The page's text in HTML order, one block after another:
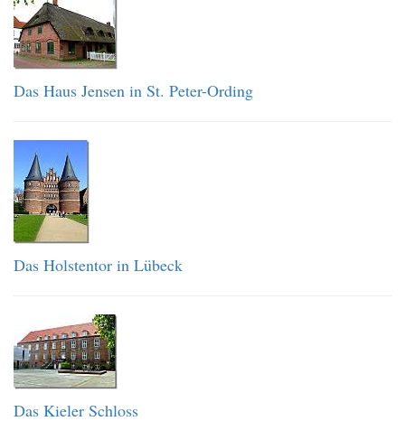
Das Haus Jensen in St. Peter-Ording
Das Holstentor in Lübeck
Das Kieler Schloss